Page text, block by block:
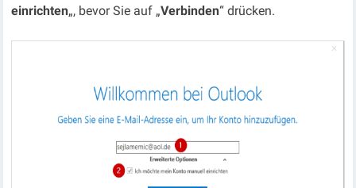
einrichten„, bevor Sie auf „Verbinden“ drücken.